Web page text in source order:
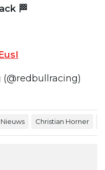
🏁
Nieuws Christian Horner